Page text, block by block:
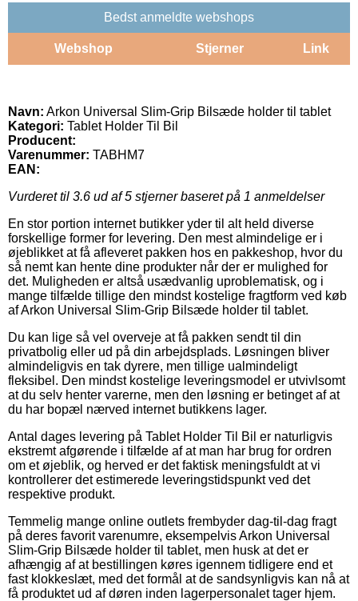
Bedst anmeldte webshops
Webshop Stjerner Link
Navn: Arkon Universal Slim-Grip Bilsæde holder til tablet
Kategori: Tablet Holder Til Bil
Producent:
Varenummer: TABHM7
EAN:
Vurderet til 3.6 ud af 5 stjerner baseret på 1 anmeldelser
En stor portion internet butikker yder til alt held diverse
forskellige former for levering. Den mest almindelige er i
øjeblikket at få afleveret pakken hos en pakkeshop, hvor du
så nemt kan hente dine produkter når der er mulighed for
det. Muligheden er altså usædvanlig uproblematisk, og i
mange tilfælde tillige den mindst kostelige fragtform ved køb
af Arkon Universal Slim-Grip Bilsæde holder til tablet.
Du kan lige så vel overveje at få pakken sendt til din
privatbolig eller ud på din arbejdsplads. Løsningen bliver
almindeligvis en tak dyrere, men tillige ualmindeligt
fleksibel. Den mindst kostelige leveringsmodel er utvivlsomt
at du selv henter varerne, men den løsning er betinget af at
du har bopæl nærved internet butikkens lager.
Antal dages levering på Tablet Holder Til Bil er naturligvis
ekstremt afgørende i tilfælde af at man har brug for ordren
om et øjeblik, og herved er det faktisk meningsfuldt at vi
kontrollerer det estimerede leveringstidspunkt ved det
respektive produkt.
Temmelig mange online outlets frembyder dag-til-dag fragt
på deres favorit varenumre, eksempelvis Arkon Universal
Slim-Grip Bilsæde holder til tablet, men husk at det er
afhængig af at bestillingen køres igennem tidligere end et
fast klokkeslæt, med det formål at de sandsynligvis kan nå at
få produktet ud af døren inden lagerpersonalet tager hjem.